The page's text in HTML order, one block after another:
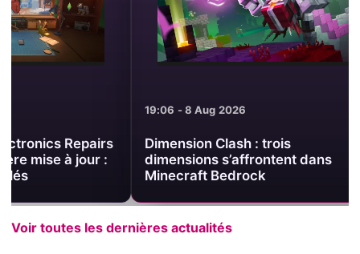
Dimension Clash : trois
dimensions s’affrontent dans
Minecraft Bedrock
SteamOS
Voir toutes les dernières actualités